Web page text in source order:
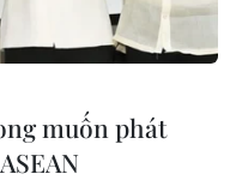
muốn phát